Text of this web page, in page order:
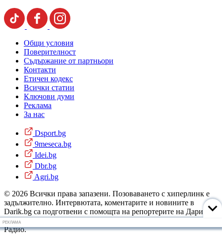
Общи условия
Поверителност
Съдържание от партньори
Контакти
Етичен кодекс
Всички статии
Ключови думи
Реклама
За нас
Dsport.bg
9meseca.bg
Idei.bg
Dbr.bg
Agri.bg
© 2026 Всички права запазени. Позоваването с хиперлинк е
задължително. Интервютата, коментарите и новините в
Darik.bg са подготвени с помощта на репортерите на Дарик
Радио и новинарските емисии на радиото. Снимки: Дарик
Радио.
РЕКЛАМА